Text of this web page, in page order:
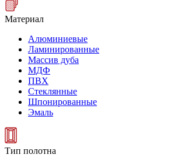
Материал
Алюминиевые
Ламинированные
Массив дуба
МДФ
ПВХ
Стеклянные
Шпонированные
Эмаль
Тип полотна